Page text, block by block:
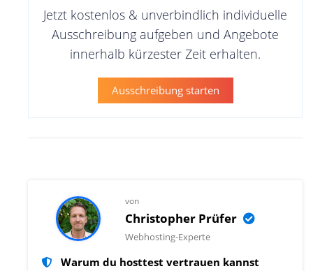
Jetzt kostenlos & unverbindlich individuelle
Ausschreibung aufgeben und Angebote
innerhalb kürzester Zeit erhalten.
Ausschreibung starten
von
Christopher Prüfer
Webhosting-Experte
Warum du hosttest vertrauen kannst